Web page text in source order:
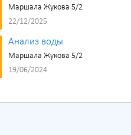
Маршала Жукова 5/2
22/12/2025
Анализ воды
Маршала Жукова 5/2
19/06/2024